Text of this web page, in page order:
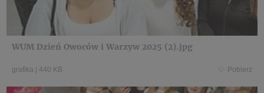
WUM Dzień Owoców i Warzyw 2025 (2).jpg
grafika | 440 KB Pobierz